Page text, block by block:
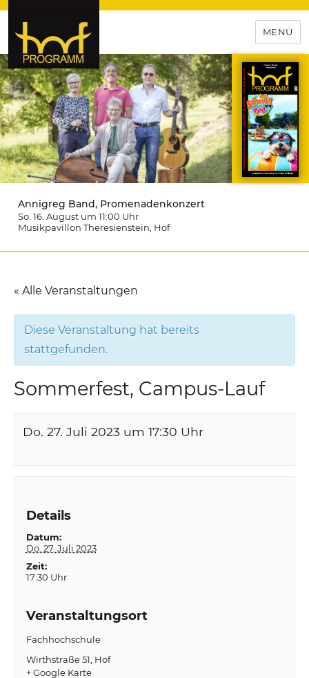
hof-programm – das
Veranstaltungsportal für
Hochfranken
MENÜ
Annigreg Band, Promenadenkonzert
So. 16. August um 11:00 Uhr
Musikpavillon Theresienstein , Hof
« Alle Veranstaltungen
Diese Veranstaltung hat bereits
stattgefunden.
Sommerfest, Campus-Lauf
Do. 27. Juli 2023 um 17:30 Uhr
Details
Datum:
Do. 27. Juli 2023
Zeit:
17:30 Uhr
Veranstaltungsort
Fachhochschule
Wirthstraße 51 Hof
+ Google Karte